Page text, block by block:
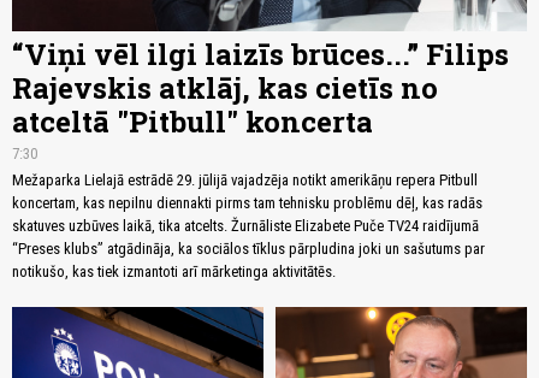
“Viņi vēl ilgi laizīs brūces...” Filips
Rajevskis atklāj, kas cietīs no
atceltā "Pitbull" koncerta
7:30
Mežaparka Lielajā estrādē 29. jūlijā vajadzēja notikt amerikāņu repera Pitbull
koncertam, kas nepilnu diennakti pirms tam tehnisku problēmu dēļ, kas radās
skatuves uzbūves laikā, tika atcelts. Žurnāliste Elizabete Puče TV24 raidījumā
“Preses klubs” atgādināja, ka sociālos tīklus pārpludina joki un sašutums par
notikušo, kas tiek izmantoti arī mārketinga aktivitātēs.